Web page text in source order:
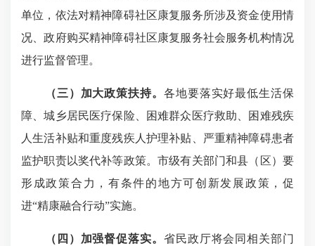
单位，依法对精神障碍社区康复服务所涉及资金使用情
况、政府购买精神障碍社区康复服务社会服务机构情况
进行监督管理。
（三）加大政策扶持。 各地要落实好最低生活保
障、城乡居民医疗保险、困难群众医疗救助、困难残疾
人生活补贴和重度残疾人护理补贴、严重精神障碍患者
监护职责以奖代补等政策。市级有关部门和县（区）要
形成政策合力，有条件的地方可创新发展政策，促
进“精康融合行动”实施。
（四）加强督促落实。 省民政厅将会同相关部门